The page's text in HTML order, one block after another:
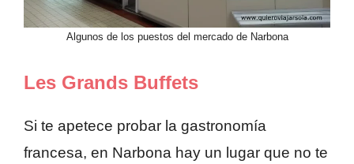
Algunos de los puestos del mercado de Narbona
Les Grands Buffets
Si te apetece probar la gastronomía
francesa, en Narbona hay un lugar que no te